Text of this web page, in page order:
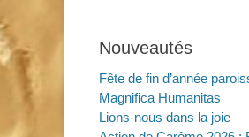
Nouveautés
Fête de fin d’année
Magnifica Humanitas
Lions-nous dans la joie